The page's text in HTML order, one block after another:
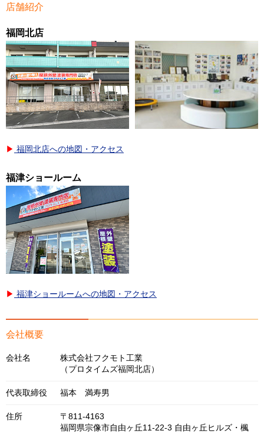
店舗紹介
福岡北店
▶ 福岡北店への地図・アクセス
福津ショールーム
▶ 福津ショールームへの地図・アクセス
会社概要
会社名
株式会社フクモト工業
（プロタイムズ福岡北店）
代表取締役 福本 満寿男
住所
〒811-4163
福岡県宗像市自由ヶ丘11-22-3 自由ヶ丘ヒルズ・楓